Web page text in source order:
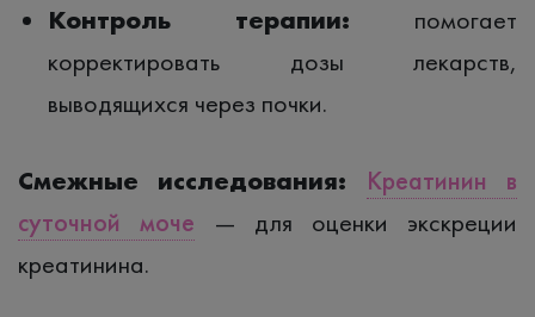
Контроль терапии: помогает
корректировать дозы лекарств,
выводящихся через почки.
Смежные исследования:
Креатинин в
суточной моче — для оценки экскреции
креатинина.